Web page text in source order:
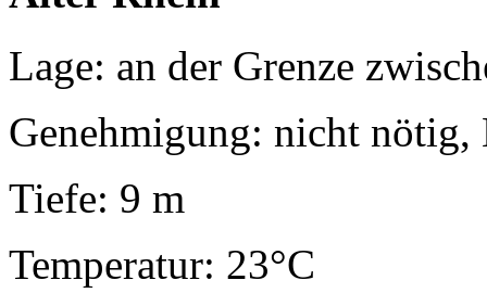
Lage: an der Grenze
Genehmigung: nicht nötig,
Tiefe: 9 m
Temperatur: 23°C